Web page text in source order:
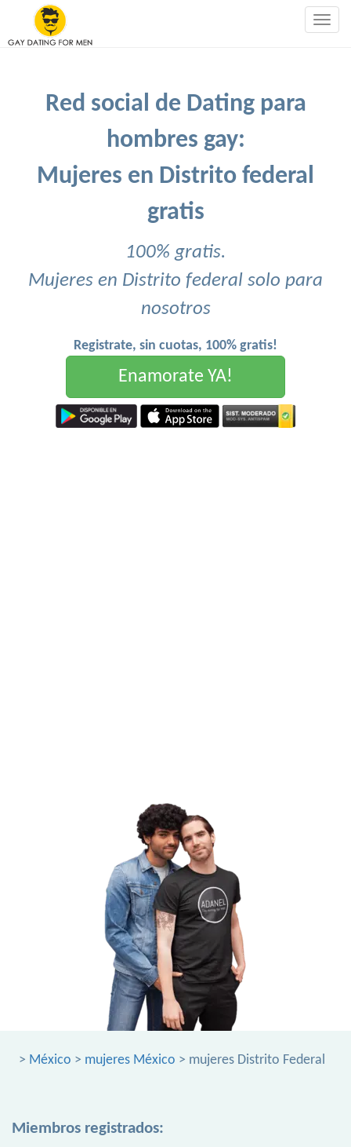
Red social de Dating para
hombres gay:
Mujeres en Distrito federal
gratis
100% gratis.
Mujeres en Distrito federal solo para
nosotros
Registrate, sin cuotas, 100% gratis!
Enamorate YA!
> México > mujeres México > mujeres Distrito Federal
Miembros registrados: